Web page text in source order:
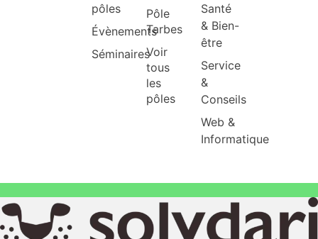
pôles
Évènements
Séminaires
Pôle
Tarbes
Voir
tous
les
pôles
Santé
& Bien-
être
Service
&
Conseils
Web &
Informatique